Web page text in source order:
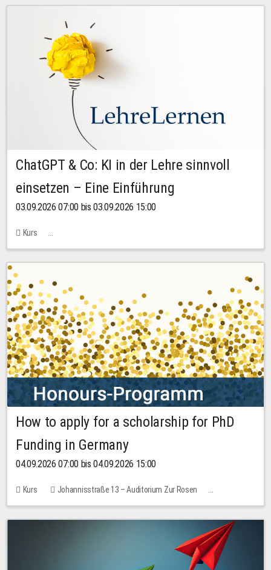
ChatGPT & Co: KI in der Lehre sinnvoll
einsetzen – Eine Einführung
03.09.2026 07:00 bis 03.09.2026 15:00
Kurs
Bachstraße 18k - SR 102 (Seminarraum Servicestelle LehreLernen)
How to apply for a scholarship for PhD
Funding in Germany
04.09.2026 07:00 bis 04.09.2026 15:00
Kurs
Johannisstraße 13 – Auditorium Zur Rosen
Keine freien Plätze